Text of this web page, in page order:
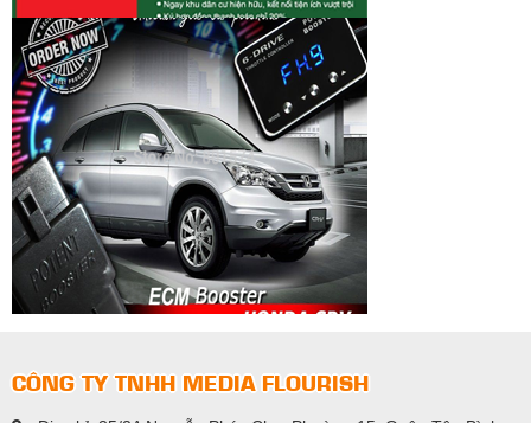
CÔNG TY TNHH MEDIA FLOURISH